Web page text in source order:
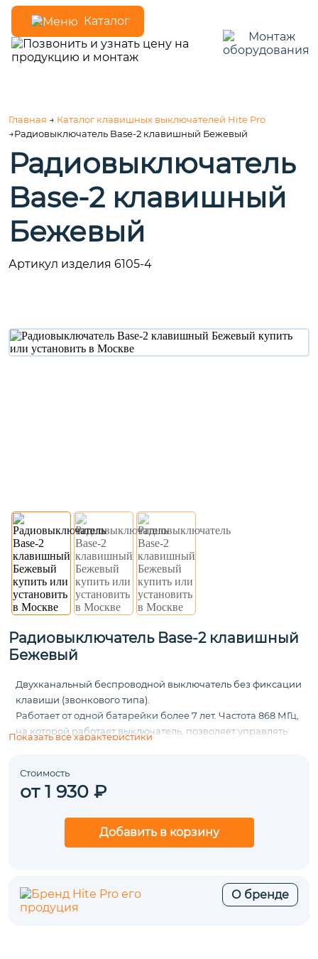
Каталог
Главная → Каталог клавишных выключателей Hite Pro
→Радиовыключатель Base-2 клавишный Бежевый
Радиовыключатель
Base-2 клавишный
Бежевый
Артикул изделия 6105-4
Радиовыключатель Base-2 клавишный
Бежевый
Двухканальный беспроводной выключатель без фиксации
клавиши (звонкового типа).
Работает от одной батарейки более 7 лет. Частота 868 МГц,
на которой работает выключатель, позволяет управлять
Показать все характеристики
Стоимость
от 1 930 ₽
Добавить в корзину
О бренде